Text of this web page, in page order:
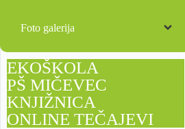
Foto galerija
EKOŠKOLA
PŠ MIČEVEC
KNJIŽNICA
ONLINE TEČAJEVI